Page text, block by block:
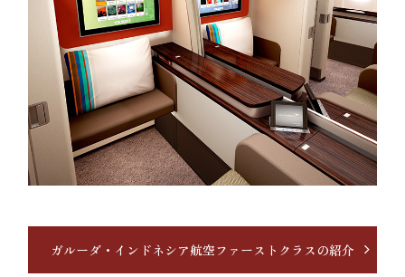
ガルーダ・インドネシア航空ファーストクラスの紹介